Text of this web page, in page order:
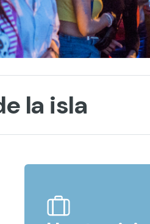
la isla